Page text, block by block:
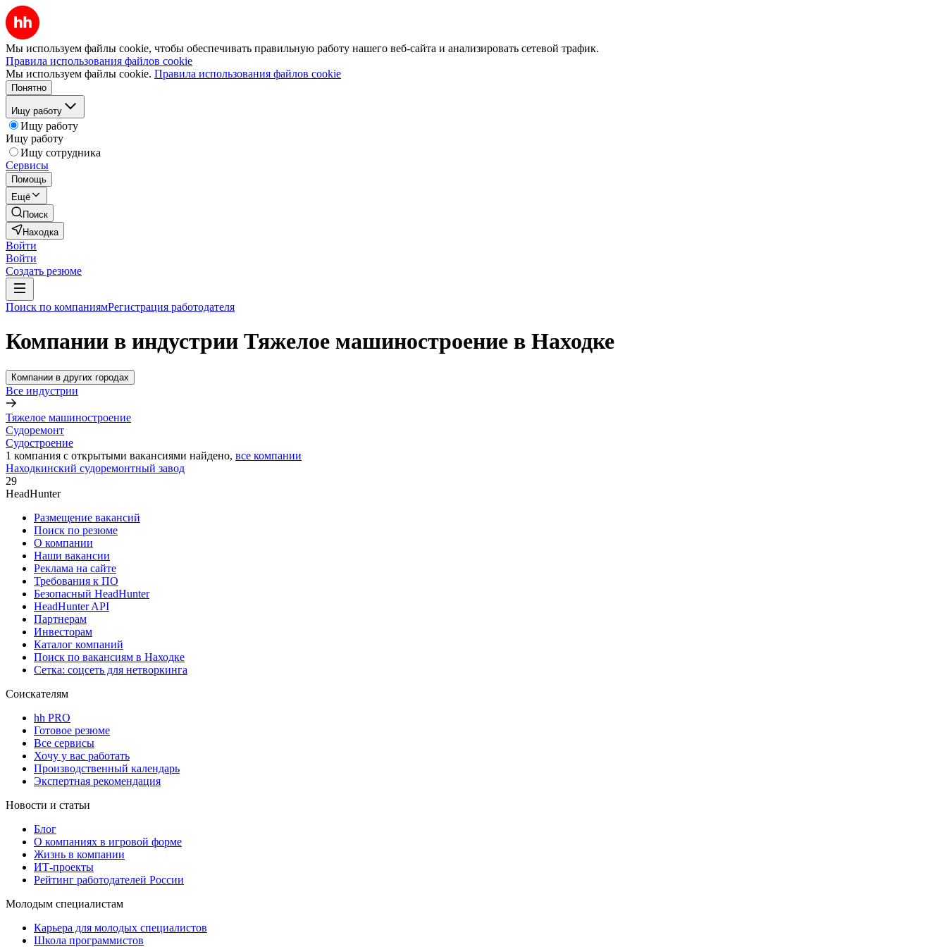
Мы используем файлы cookie, чтобы обеспечивать правильную работу нашего веб-сайта и анализировать сетевой трафик.
Правила использования файлов cookie
Мы используем файлы cookie. Правила использования файлов cookie
Понятно
Ищу работу
Ищу работу
Ищу работу
Ищу сотрудника
Сервисы
Помощь
Ещё
Поиск
Находка
Войти
Войти
Создать резюме
Поиск по компаниямРегистрация работодателя
Компании в индустрии Тяжелое машиностроение в Находке
Компании в других городах
Все индустрии
Тяжелое машиностроение
Судоремонт
Судостроение
1 компания с открытыми вакансиями найдено, все компании
Находкинский судоремонтный завод
29
HeadHunter
Размещение вакансий
Поиск по резюме
О компании
Наши вакансии
Реклама на сайте
Требования к ПО
Безопасный HeadHunter
HeadHunter API
Партнерам
Инвесторам
Каталог компаний
Поиск по вакансиям в Находке
Сетка: соцсеть для нетворкинга
Соискателям
hh PRO
Готовое резюме
Все сервисы
Хочу у вас работать
Производственный календарь
Экспертная рекомендация
Новости и статьи
Блог
О компаниях в игровой форме
Жизнь в компании
ИТ-проекты
Рейтинг работодателей России
Молодым специалистам
Карьера для молодых специалистов
Школа программистов